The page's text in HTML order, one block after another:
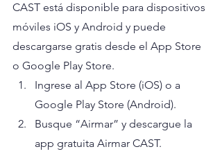
CAST está disponible para dispositivos
móviles iOS y Android y puede
descargarse gratis desde el App Store
o Google Play Store.
Ingrese al App Store (iOS) o a
Google Play Store (Android).
Busque “Airmar” y descargue la
app gratuita Airmar CAST.